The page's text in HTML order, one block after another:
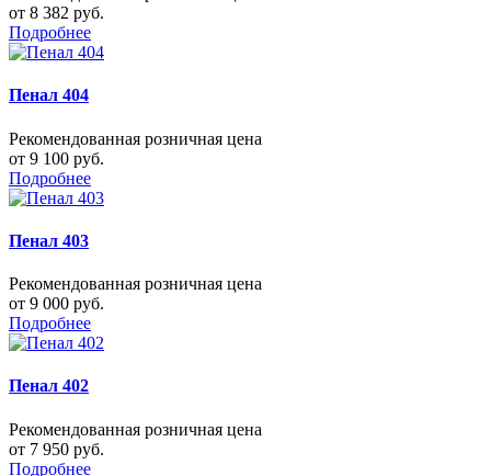
от 8 382 руб.
Подробнее
Пенал 404
Рекомендованная розничная цена
от 9 100 руб.
Подробнее
Пенал 403
Рекомендованная розничная цена
от 9 000 руб.
Подробнее
Пенал 402
Рекомендованная розничная цена
от 7 950 руб.
Подробнее